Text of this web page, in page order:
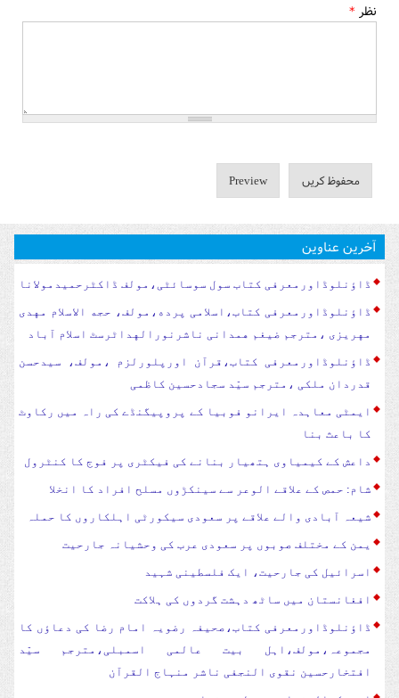
نظر *
آخرین عناوین
ڈاؤنلوڈاورمعرفی کتاب سول سوسا‏‏ئٹی،مولف ڈاکٹرحمیدمولانا
ڈاؤنلوڈاورمعرفی کتاب،اسلامی پرده،مولف، حجه الاسلام مهدی
مهریزی ،مترجم ضیغم همدانی ناشرنورالهداٹرسٹ اسلام آباد
ڈاؤنلوڈاورمعرفی کتاب،قرآن اورپلورلزم ،مولف، سیدحسن
قدردان ملکی ،مترجم سیّد سجادحسین کاظمی
ایمٹی معاہدہ ایرانو فوبیا کے پروپیگنڈے کی راہ میں رکاوٹ
کا باعث بنا
داعش کے کیمیاوی ہتھیار بنانے کی فیکٹری پر فوج کا کنٹرول
شام: حمص کے علاقے الوعر سے سینکڑوں مسلح افراد کا انخلا
شیعہ آبادی والے علاقے پر سعودی سیکورٹی اہلکاروں کا حملہ
یمن کے مختلف صوبوں پر سعودی عرب کی وحشیانہ جارحیت
اسرائیل کی جارحیت، ایک فلسطینی شہید
افغانستان میں ساٹھ دہشت گردوں کی ہلاکت
ڈاؤنلوڈاورمعرفی کتاب،صحیفہ رضویہ امام رضا کی دعاؤں کا
مجموعہ،مولف،اہل بیت عالمی اسمبلی،مترجم سیّد
افتخارحسین نقوی النجفی ناشر منہاج القرآن